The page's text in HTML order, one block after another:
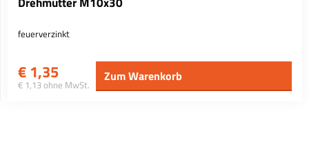
feuerverzinkt
€1,35
€ 1,13 ohne MwSt.
Zum Warenkorb